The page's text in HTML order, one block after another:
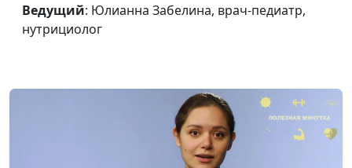
оздоровлению
Синдром
жизни и
немедикаментозному
оздоровлению
Ведущий: Юлианна Забелина, врач-педиатр,
нутрициолог